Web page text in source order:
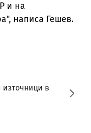
и на
написа Гешев.
в